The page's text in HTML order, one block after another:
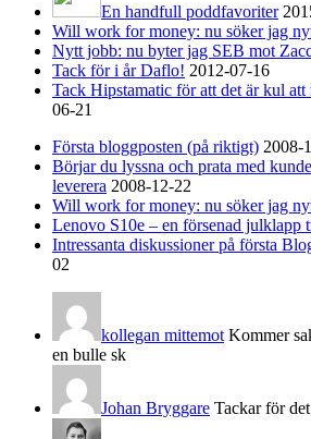
En handfull poddfavoriter
Will work for money: nu söker jag
Nytt jobb: nu byter jag SEB mot
Tack för i år Daflo! 2012-07-16
Tack Hipstamatic för att det är kul att
06-21
Första bloggposten (på riktigt) 2008-
Börjar du lyssna och prata med
leverera 2008-12-22
Will work for money: nu söker jag
Lenovo S10e – en försenad julklapp
Intressanta diskussioner på första
02
kollegan mittemot Kommer
en bulle sk
Johan Bryggare Tackar för